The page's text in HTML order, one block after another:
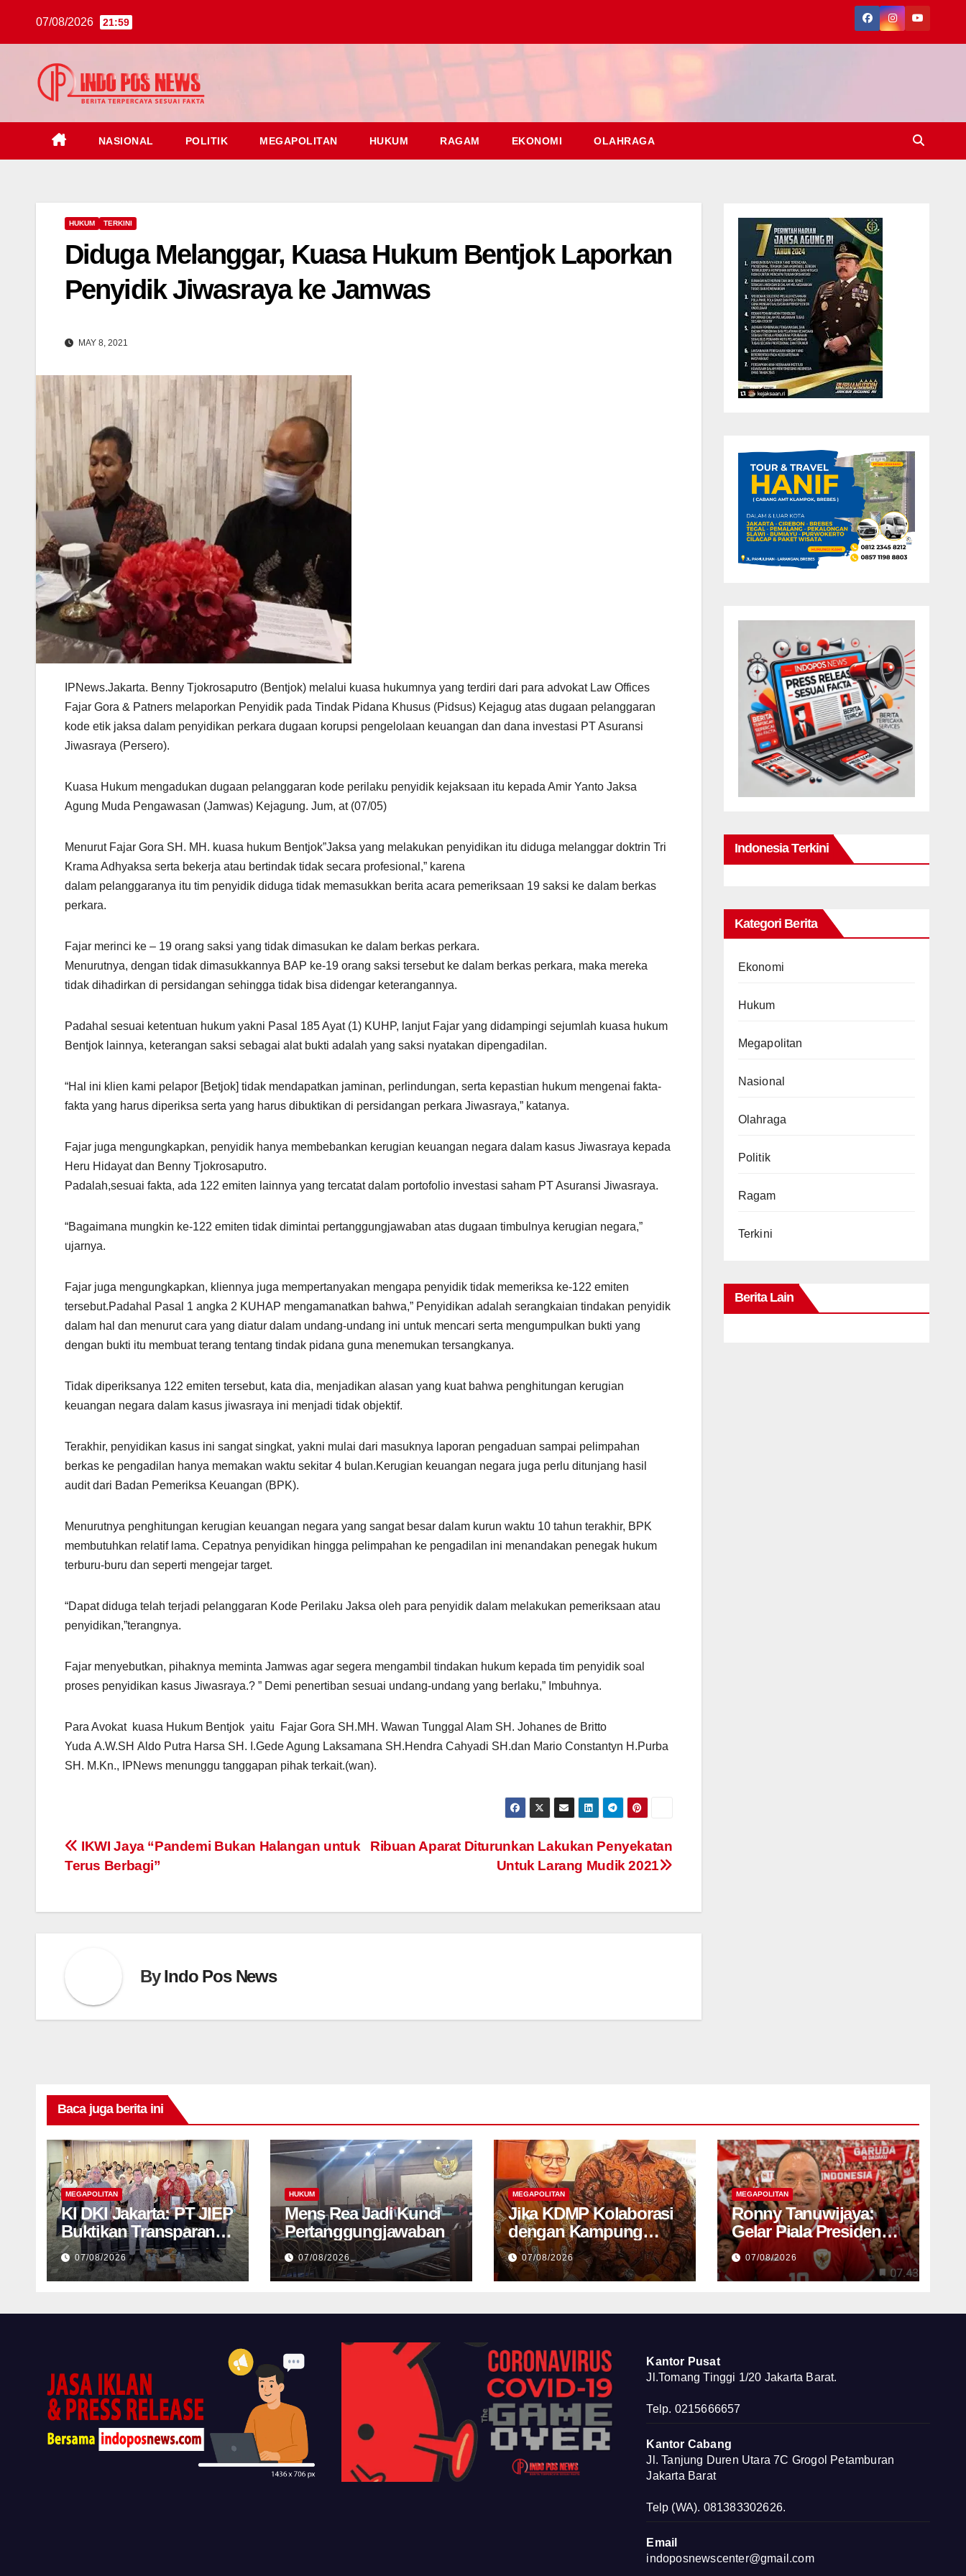
07/08/2026 21:59
NASIONAL POLITIK MEGAPOLITAN HUKUM RAGAM EKONOMI OLAHRAGA
HUKUM TERKINI
Diduga Melanggar, Kuasa Hukum Bentjok Laporkan
Penyidik Jiwasraya ke Jamwas
MAY 8, 2021
IPNews.Jakarta. Benny Tjokrosaputro (Bentjok) melalui kuasa hukumnya yang terdiri dari para advokat Law Offices
Fajar Gora & Patners melaporkan Penyidik pada Tindak Pidana Khusus (Pidsus) Kejagug atas dugaan pelanggaran
kode etik jaksa dalam penyidikan perkara dugaan korupsi pengelolaan keuangan dan dana investasi PT Asuransi
Jiwasraya (Persero).
Kuasa Hukum mengadukan dugaan pelanggaran kode perilaku penyidik kejaksaan itu kepada Amir Yanto Jaksa
Agung Muda Pengawasan (Jamwas) Kejagung. Jum, at (07/05)
Menurut Fajar Gora SH. MH. kuasa hukum Bentjok”Jaksa yang melakukan penyidikan itu diduga melanggar doktrin Tri
Krama Adhyaksa serta bekerja atau bertindak tidak secara profesional,” karena
dalam pelanggaranya itu tim penyidik diduga tidak memasukkan berita acara pemeriksaan 19 saksi ke dalam berkas
perkara.
Fajar merinci ke – 19 orang saksi yang tidak dimasukan ke dalam berkas perkara.
Menurutnya, dengan tidak dimasukkannya BAP ke-19 orang saksi tersebut ke dalam berkas perkara, maka mereka
tidak dihadirkan di persidangan sehingga tidak bisa didengar keterangannya.
Padahal sesuai ketentuan hukum yakni Pasal 185 Ayat (1) KUHP, lanjut Fajar yang didampingi sejumlah kuasa hukum
Bentjok lainnya, keterangan saksi sebagai alat bukti adalah yang saksi nyatakan dipengadilan.
“Hal ini klien kami pelapor [Betjok] tidak mendapatkan jaminan, perlindungan, serta kepastian hukum mengenai fakta-
fakta yang harus diperiksa serta yang harus dibuktikan di persidangan perkara Jiwasraya,” katanya.
Fajar juga mengungkapkan, penyidik hanya membebankan kerugian keuangan negara dalam kasus Jiwasraya kepada
Heru Hidayat dan Benny Tjokrosaputro.
Padalah,sesuai fakta, ada 122 emiten lainnya yang tercatat dalam portofolio investasi saham PT Asuransi Jiwasraya.
“Bagaimana mungkin ke-122 emiten tidak dimintai pertanggungjawaban atas dugaan timbulnya kerugian negara,”
ujarnya.
Fajar juga mengungkapkan, kliennya juga mempertanyakan mengapa penyidik tidak memeriksa ke-122 emiten
tersebut.Padahal Pasal 1 angka 2 KUHAP mengamanatkan bahwa,” Penyidikan adalah serangkaian tindakan penyidik
dalam hal dan menurut cara yang diatur dalam undang-undang ini untuk mencari serta mengumpulkan bukti yang
dengan bukti itu membuat terang tentang tindak pidana guna menemukan tersangkanya.
Tidak diperiksanya 122 emiten tersebut, kata dia, menjadikan alasan yang kuat bahwa penghitungan kerugian
keuangan negara dalam kasus jiwasraya ini menjadi tidak objektif.
Terakhir, penyidikan kasus ini sangat singkat, yakni mulai dari masuknya laporan pengaduan sampai pelimpahan
berkas ke pengadilan hanya memakan waktu sekitar 4 bulan.Kerugian keuangan negara juga perlu ditunjang hasil
audit dari Badan Pemeriksa Keuangan (BPK).
Menurutnya penghitungan kerugian keuangan negara yang sangat besar dalam kurun waktu 10 tahun terakhir, BPK
membutuhkan relatif lama. Cepatnya penyidikan hingga pelimpahan ke pengadilan ini menandakan penegak hukum
terburu-buru dan seperti mengejar target.
“Dapat diduga telah terjadi pelanggaran Kode Perilaku Jaksa oleh para penyidik dalam melakukan pemeriksaan atau
penyidikan,”terangnya.
Fajar menyebutkan, pihaknya meminta Jamwas agar segera mengambil tindakan hukum kepada tim penyidik soal
proses penyidikan kasus Jiwasraya.? ” Demi penertiban sesuai undang-undang yang berlaku,” Imbuhnya.
Para Avokat kuasa Hukum Bentjok yaitu Fajar Gora SH.MH. Wawan Tunggal Alam SH. Johanes de Britto
Yuda A.W.SH Aldo Putra Harsa SH. I.Gede Agung Laksamana SH.Hendra Cahyadi SH.dan Mario Constantyn H.Purba
SH. M.Kn., IPNews menunggu tanggapan pihak terkait.(wan).
Ribuan Aparat Diturunkan Lakukan Penyekatan
Untuk Larang Mudik 2021
IKWI Jaya “Pandemi Bukan Halangan untuk
Terus Berbagi”
ByIndo Pos News
Indonesia Terkini
Kategori Berita
Ekonomi
Hukum
Megapolitan
Nasional
Olahraga
Politik
Ragam
Terkini
Berita Lain
Baca juga berita ini
MEGAPOLITAN
KI DKI Jakarta: PT JIEP
Buktikan Transparansi
KIP Mampu Perkuat
Tata Kelola
Perusahaan
07/08/2026
HUKUM
Mens Rea Jadi Kunci
Pertanggungjawaban
07/08/2026
MEGAPOLITAN
Jika KDMP Kolaborasi
dengan Kampung
Industri, Desa Mampu
Jadi Pusat
Perekonomian Baru
07/08/2026
MEGAPOLITAN
Ronny Tanuwijaya:
Gelar Piala Presiden
2026 Bukti Persebaya
Kembali ke Jalur Juara
07/08/2026
Kantor Pusat
Jl.Tomang Tinggi 1/20 Jakarta Barat.
Telp. 0215666657
Kantor Cabang
Jl. Tanjung Duren Utara 7C Grogol Petamburan
Jakarta Barat
Telp (WA). 081383302626.
Email
indoposnewscenter@gmail.com